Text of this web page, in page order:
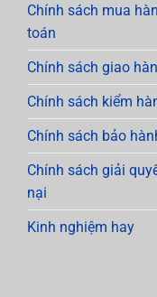
Chính sách mua
toán
Chính sách giao
Chính sách kiểm
Chính sách bảo
Chính sách giải
nại
Kinh nghiệm hay